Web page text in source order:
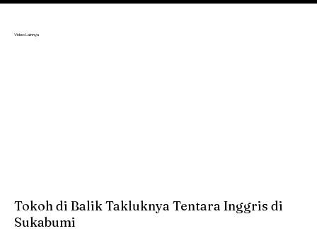
Video Lainnya
Tokoh di Balik Takluknya Tentara Inggris di
Sukabumi